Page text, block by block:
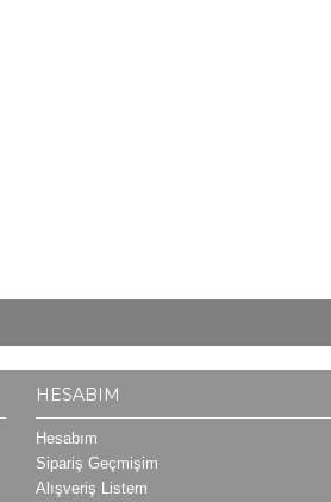
HESABIM
Hesabım
Sipariş Geçmişim
Alışveriş Listem